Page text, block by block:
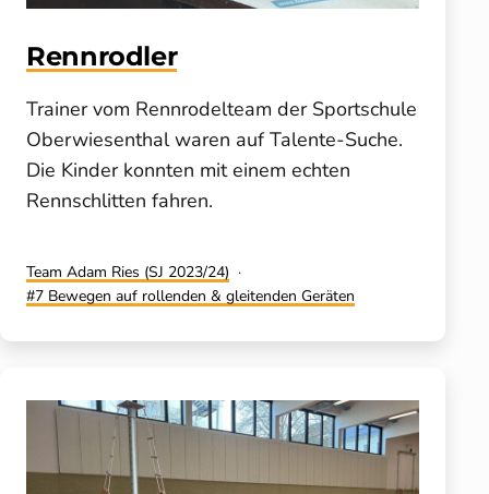
Rennrodler
Trainer vom Rennrodelteam der Sportschule
Oberwiesenthal waren auf Talente-Suche.
Die Kinder konnten mit einem echten
Rennschlitten fahren.
Kategorisiert
als
Team Adam Ries (SJ 2023/24)
Verschlagwortet
7 Bewegen auf rollenden & gleitenden Geräten